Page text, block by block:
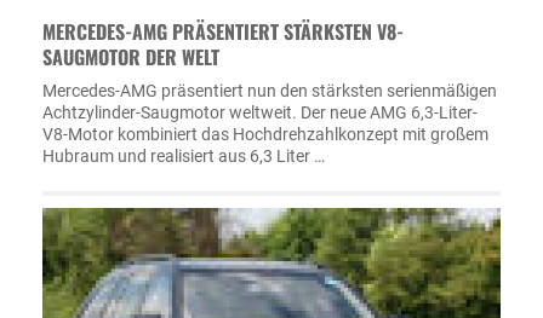
MERCEDES-AMG PRÄSENTIERT STÄRKSTEN V8-
SAUGMOTOR DER WELT
Mercedes-AMG präsentiert nun den stärksten serienmäßigen
Achtzylinder-Saugmotor weltweit. Der neue AMG 6,3-Liter-
V8-Motor kombiniert das Hochdrehzahlkonzept mit großem
Hubraum und realisiert aus 6,3 Liter …